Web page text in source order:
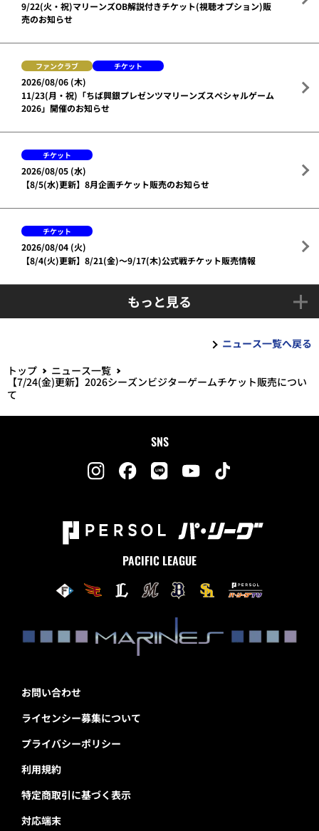
9/22(火・祝)マリーンズOB解説付きチケット(視聴オプション)販
売のお知らせ
ファンクラブ チケット
2026/08/06 (木)
11/23(月・祝)「ちば興銀プレゼンツマリーンズスペシャルゲーム
2026」開催のお知らせ
チケット
2026/08/05 (水)
【8/5(水)更新】8月企画チケット販売のお知らせ
チケット
2026/08/04 (火)
【8/4(火)更新】8/21(金)～9/17(木)公式戦チケット販売情報
もっと見る
ニュース一覧へ戻る
トップ
ニュース一覧
【7/24(金)更新】2026シーズンビジターゲームチケット販売につい
て
SNS
PACIFIC LEAGUE
お問い合わせ
ライセンシー募集について
プライバシーポリシー
利用規約
特定商取引に基づく表示
対応端末